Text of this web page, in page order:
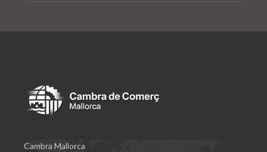
Cambra Mallorca